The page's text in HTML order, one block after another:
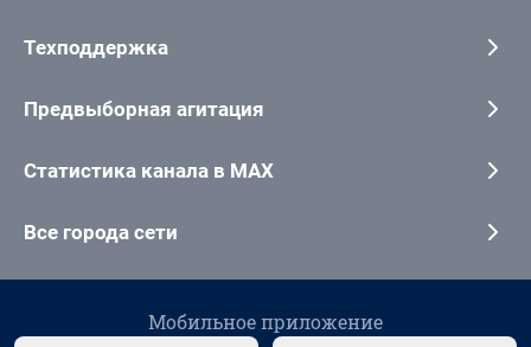
Техподдержка
Предвыборная агитация
Статистика канала в MAX
Все города сети
Мобильное приложение